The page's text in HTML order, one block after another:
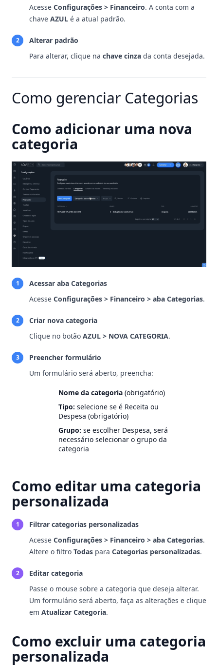
Acesse Configurações > Financeiro. A conta com a
chave AZUL é a atual padrão.
2
Alterar padrão
Para alterar, clique na chave cinza da conta desejada.
Como gerenciar Categorias
Como adicionar uma nova
categoria
1
Acessar aba Categorias
Acesse Configurações > Financeiro > aba Categorias.
2
Criar nova categoria
Clique no botão AZUL > NOVA CATEGORIA.
3
Preencher formulário
Um formulário será aberto, preencha:
Nome da categoria (obrigatório)
Tipo: selecione se é Receita ou
Despesa (obrigatório)
Grupo: se escolher Despesa, será
necessário selecionar o grupo da
categoria
Como editar uma categoria
personalizada
1
Filtrar categorias personalizadas
Acesse Configurações > Financeiro > aba Categorias.
Altere o filtro Todas para Categorias personalizadas.
2
Editar categoria
Passe o mouse sobre a categoria que deseja alterar.
Um formulário será aberto, faça as alterações e clique
em Atualizar Categoria.
Como excluir uma categoria
personalizada